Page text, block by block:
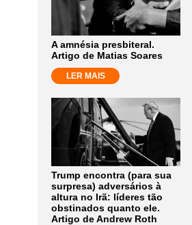
A amnésia presbiteral.
Artigo de Matias Soares
LER MAIS
Trump encontra (para sua
surpresa) adversários à
altura no Irã: líderes tão
obstinados quanto ele.
Artigo de Andrew Roth